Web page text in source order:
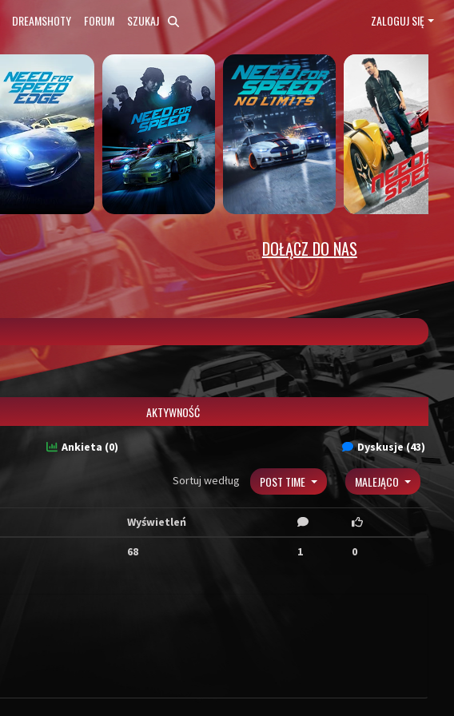
DREAMSHOTY FORUM SZUKAJ ZALOGUJ SIĘ
DOŁĄCZ DO NAS
AKTYWNOŚĆ
Ankieta (0) Dyskusje (43)
Sortuj według POST TIME MALEJĄCO
Wyświetleń
68 1 0